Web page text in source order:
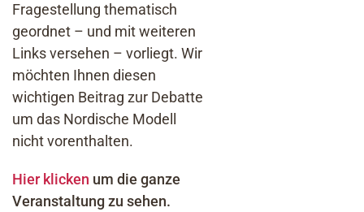
Fragestellung thematisch
geordnet – und mit weiteren
Links versehen – vorliegt. Wir
möchten Ihnen diesen
wichtigen Beitrag zur Debatte
um das Nordische Modell
nicht vorenthalten.
Hier klicken um die ganze
Veranstaltung zu sehen.